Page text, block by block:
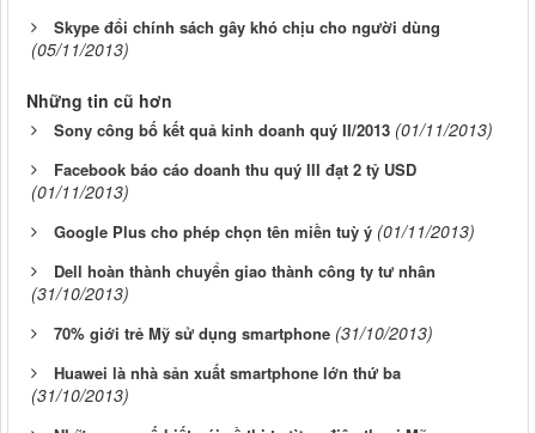
Skype đổi chính sách gây khó chịu cho người dùng
(05/11/2013)
Những tin cũ hơn
Sony công bố kết quả kinh doanh quý II/2013 (01/11/2013)
Facebook báo cáo doanh thu quý III đạt 2 tỷ USD
(01/11/2013)
Google Plus cho phép chọn tên miền tuỳ ý (01/11/2013)
Dell hoàn thành chuyển giao thành công ty tư nhân
(31/10/2013)
70% giới trẻ Mỹ sử dụng smartphone (31/10/2013)
Huawei là nhà sản xuất smartphone lớn thứ ba
(31/10/2013)